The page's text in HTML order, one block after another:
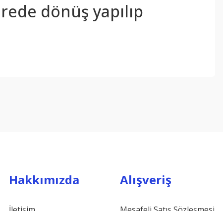
dönüş yapılıp
Hakkımızda Alışveriş